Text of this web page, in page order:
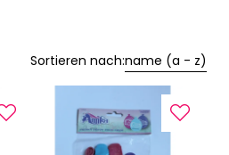
Sortieren nach:name (a - z)